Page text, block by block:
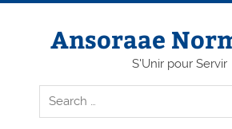
Skip
Ansoraae
S'Unir pour Servir